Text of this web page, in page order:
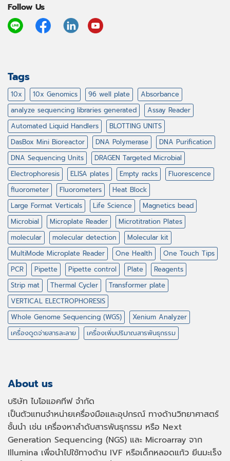
Follow Us
Tags
10x 10x Genomics 96 well plate
Absorbance
analyze sequencing libraries generated
Assay Reader
Automated Liquid Handlers
BLOTTING UNITS
DasBox Mini Bioreactor
DNA Polymerase
DNA Purification
DNA Sequencing Units
DRAGEN Targeted Microbial
Electrophoresis
ELISA plates Empty racks
Fluorescence
fluorometer
Fluorometers
Heat Block
Large Format Verticals
Life Science
Magnetics bead
Microbial
Microplate Reader
Microtitration Plates
molecular
molecular detection
Molecular kit
MultiMode Microplate Reader
One Health
One Touch Tips
PCR
Pipette Pipette control Plate
Reagents
Strip mat
Thermal Cycler
Transformer plate
VERTICAL ELECTROPHORESIS
Whole Genome Sequencing (WGS)
Xenium Analyzer
เครื่องดูดจ่ายสารละลาย
เครื่องเพิ่มปริมาณสารพันธุกรรม
About us
บริษัท ไบโอแอคทีฟ จำกัด
เป็นตัวแทนจำหน่ายเครื่องมือและอุปกรณ์ ทางด้านวิทยาศาสตร์
ชั้นนำ เช่น เครื่องหาลำดับสารพันธุกรรม หรือ Next
Generation Sequencing (NGS) และ Microarray จาก
Illumina เพื่อนำไปใช้ทางด้าน IVF หรือเด็กหลอดแก้ว ยีนมะเร็ง